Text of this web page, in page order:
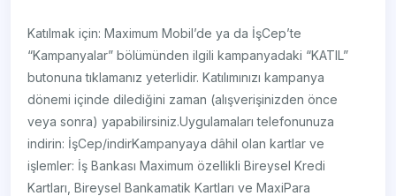
Katılmak için: Maximum Mobil’de ya da İşCep’te
“Kampanyalar” bölümünden ilgili kampanyadaki “KATIL”
butonuna tıklamanız yeterlidir. Katılımınızı kampanya
dönemi içinde dilediğini zaman (alışverişinizden önce
veya sonra) yapabilirsiniz.Uygulamaları telefonunuza
indirin: İşCep/indir​​Kampanyaya dâhil olan kartlar ve
işlemler: İş Bankası Maximum özellikli Bireysel Kredi
Kartları, Bireysel Bankamatik Kartları ve MaxiPara